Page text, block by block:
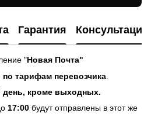
Гарантия Консультация
"Новая Почта"
по тарифам перевозчика
день, кроме выходных.
17:00 будут отправлены в этот же